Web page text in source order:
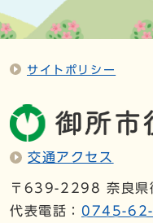
サイトポリシー
交通アクセス
〒639-2298 奈良県
代表電話： 0745-